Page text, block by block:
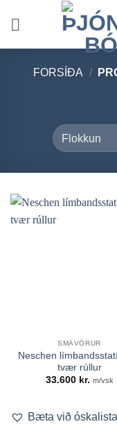
FORSÍÐA /
SMÁVÖRUR
Neschen
tvær rúllur
33.600 kr. m/vsk
Bæta við óskalista